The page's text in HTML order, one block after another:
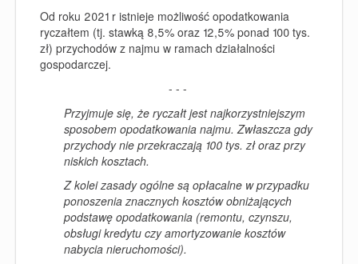
Od roku 2021 r istnieje możliwość opodatkowania
ryczałtem (tj. stawką 8,5% oraz 12,5% ponad 100 tys.
zł) przychodów z najmu w ramach działalności
gospodarczej.
- - -
Przyjmuje się, że ryczałt jest najkorzystniejszym
sposobem opodatkowania najmu. Zwłaszcza gdy
przychody nie przekraczają 100 tys. zł oraz przy
niskich kosztach.
Z kolei zasady ogólne są opłacalne w przypadku
ponoszenia znacznych kosztów obniżających
podstawę opodatkowania (remontu, czynszu,
obsługi kredytu czy amortyzowanie kosztów
nabycia nieruchomości).